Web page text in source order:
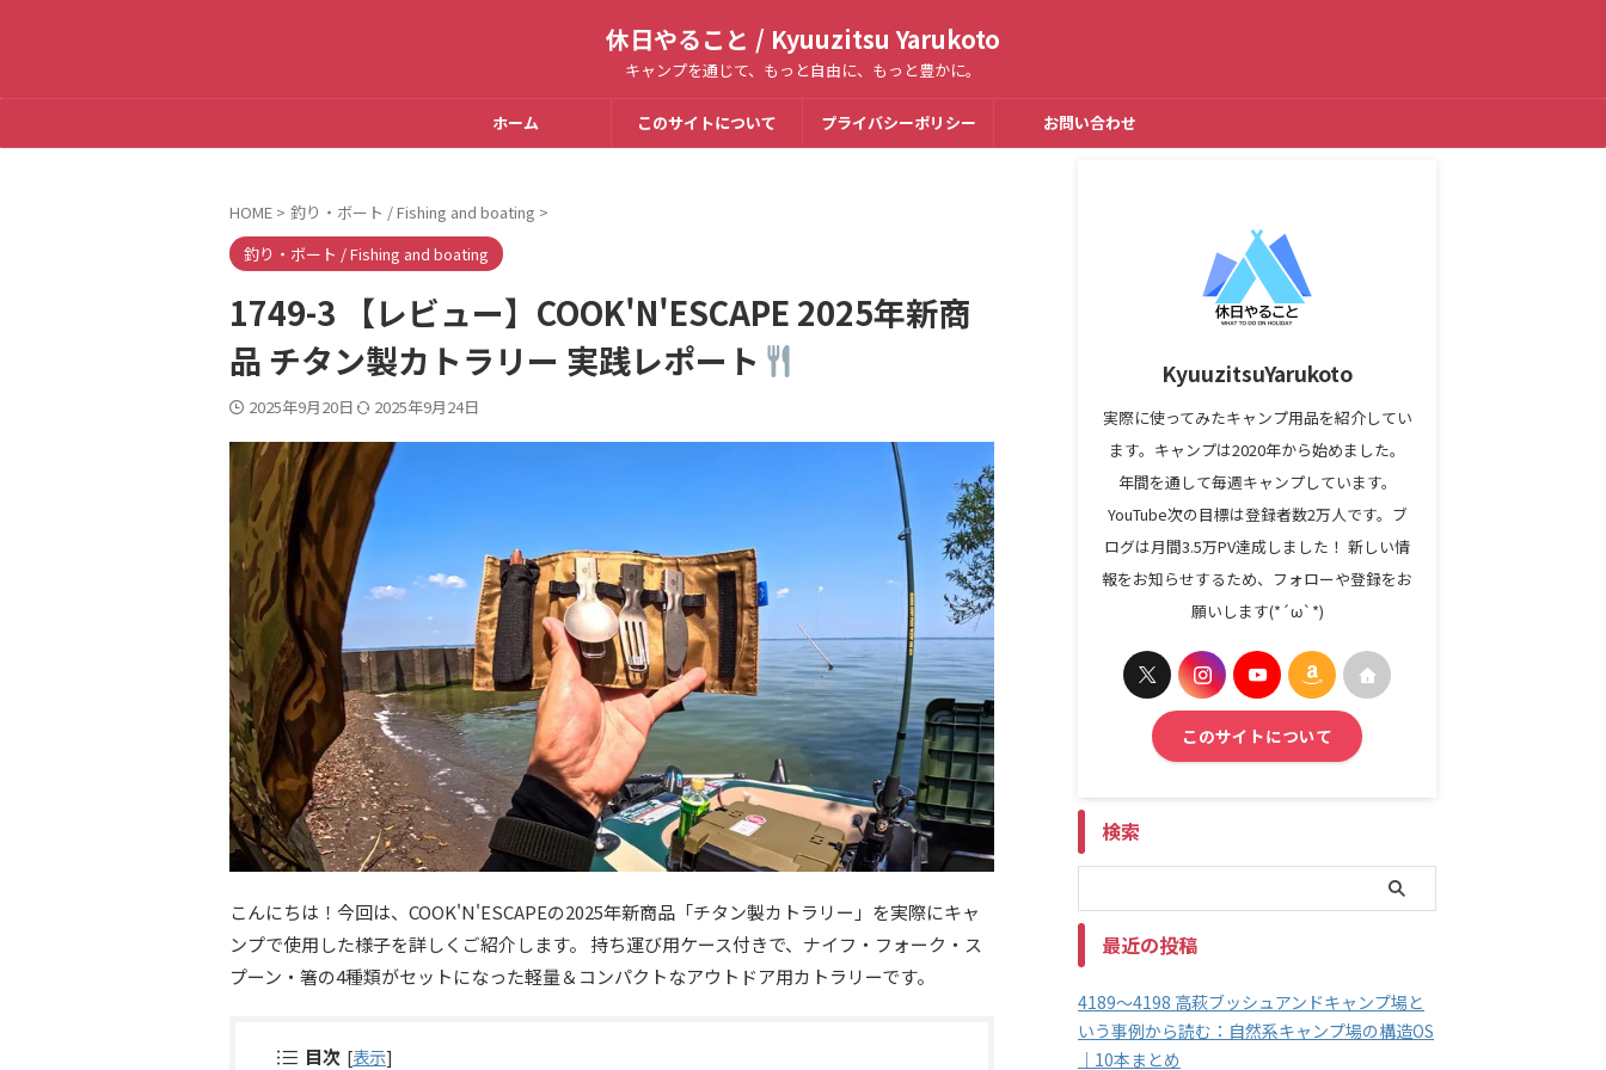
休日やること / Kyuuzitsu Yarukoto
キャンプを通じて、もっと自由に、もっと豊かに。
ホーム このサイトについて プライバシーポリシー お問い合わせ
HOME > 釣り・ボート / Fishing and boating >
釣り・ボート / Fishing and boating
1749-3 【レビュー】COOK'N'ESCAPE 2025年新商
品 チタン製カトラリー 実践レポート
2025年9月20日 2025年9月24日
こんにちは！今回は、COOK'N'ESCAPEの2025年新商品「チタン製カトラリー」を実際にキャ
ンプで使用した様子を詳しくご紹介します。 持ち運び用ケース付きで、ナイフ・フォーク・ス
プーン・箸の4種類がセットになった軽量＆コンパクトなアウトドア用カトラリーです。
目次 [表示]
KyuuzitsuYarukoto
実際に使ってみたキャンプ用品を紹介してい
ます。キャンプは2020年から始めました。
年間を通して毎週キャンプしています。
YouTube次の目標は登録者数2万人です。ブ
ログは月間3.5万PV達成しました！ 新しい情
報をお知らせするため、フォローや登録をお
願いします(*´ω`*)
このサイトについて
検索
最近の投稿
4189～4198 高萩ブッシュアンドキャンプ場と
いう事例から読む：自然系キャンプ場の構造OS
｜10本まとめ